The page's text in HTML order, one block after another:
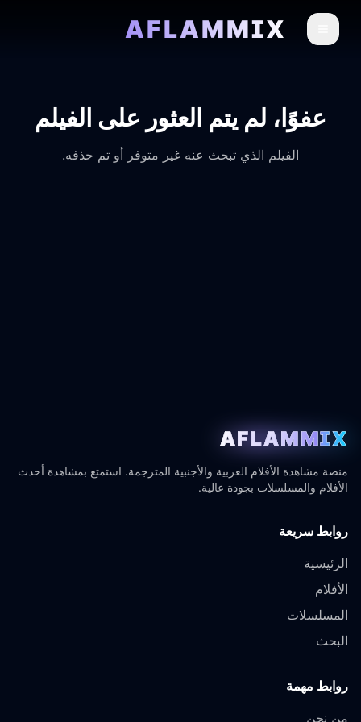
AFLAMMIX
عفوًا، لم يتم العثور على الفيلم
الفيلم الذي تبحث عنه غير متوفر أو تم حذفه.
AFLAMMIX
منصة مشاهدة الأفلام العربية والأجنبية المترجمة. استمتع بمشاهدة أحدث
الأفلام والمسلسلات بجودة عالية.
روابط سريعة
الرئيسية
الأفلام
المسلسلات
البحث
روابط مهمة
من نحن